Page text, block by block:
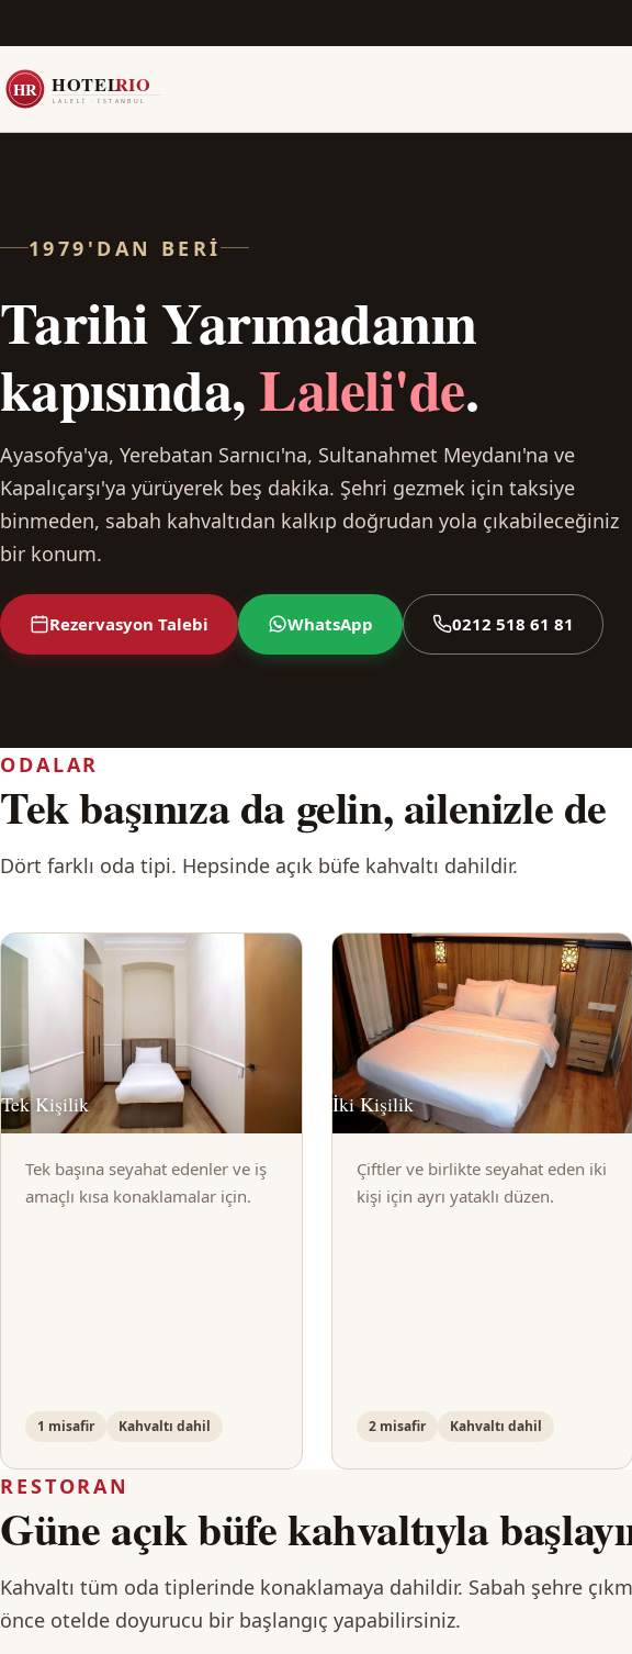
1979'DAN BERI
Tarihi Yarımadanın
kapısında,Laleli'de.
Ayasofya'ya, Yerebatan Sarnıcı'na, Sultanahmet Meydanı'na ve
Kapalıçarşı'ya yürüyerek beş dakika. Şehri gezmek için taksiye
binmeden, sabah kahvaltıdan kalkıp doğrudan yola çıkabileceğiniz
bir konum.
Rezervasyon Talebi WhatsApp 0212 518 61 81
ODALAR
Tek başınıza da gelin, ailenizle de
Dört farklı oda tipi. Hepsinde açık büfe kahvaltı dahildir.
Tek Kişilik
Tek başına seyahat edenler ve iş
amaçlı kısa konaklamalar için.
1 misafir Kahvaltı dahil
İki Kişilik
Çiftler ve birlikte seyahat eden iki
kişi için ayrı yataklı düzen.
2 misafir Kahvaltı dahil
RESTORAN
Güne açık büfe kahvaltıyla
Kahvaltı tüm oda tiplerinde konaklamaya dahildir. Sabah şehre
önce otelde doyurucu bir başlangıç yapabilirsiniz.